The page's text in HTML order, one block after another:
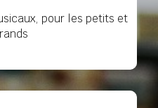
pour les petits et